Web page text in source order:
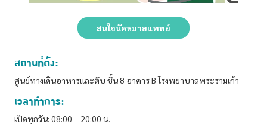
สนใจนัดหมายแพทย์
สถานที่ตั้ง:
ศูนย์ทางเดินอาหารและตับ ชั้น 8 อาคาร B โรงพยาบาลพระรามเก้า
เวลาทำการ:
เปิดทุกวัน: 08:00 – 20:00 น.